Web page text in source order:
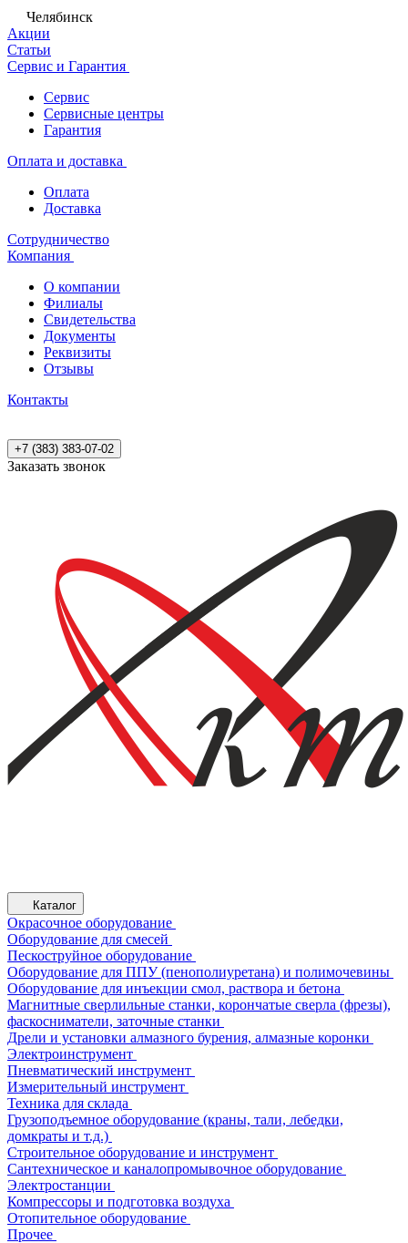
Челябинск
Акции
Статьи
Сервис и Гарантия
Сервис
Сервисные центры
Гарантия
Оплата и доставка
Оплата
Доставка
Сотрудничество
Компания
О компании
Филиалы
Свидетельства
Документы
Реквизиты
Отзывы
Контакты
+7 (383) 383-07-02
Заказать звонок
Каталог
Окрасочное оборудование
Оборудование для смесей
Пескоструйное оборудование
Оборудование для ППУ (пенополиуретана) и полимочевины
Оборудование для инъекции смол, раствора и бетона
Магнитные сверлильные станки, корончатые сверла (фрезы),
фаскосниматели, заточные станки
Дрели и установки алмазного бурения, алмазные коронки
Электроинструмент
Пневматический инструмент
Измерительный инструмент
Техника для склада
Грузоподъемное оборудование (краны, тали, лебедки,
домкраты и т.д.)
Строительное оборудование и инструмент
Сантехническое и каналопромывочное оборудование
Электростанции
Компрессоры и подготовка воздуха
Отопительное оборудование
Прочее